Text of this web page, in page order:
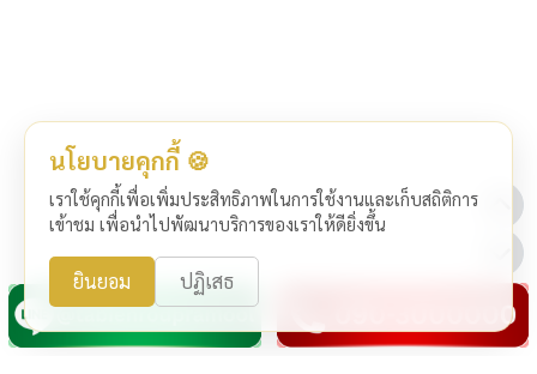
นโยบายคุกกี้ 🍪
เราใช้คุกกี้เพื่อเพิ่มประสิทธิภาพในการใช้งานและเก็บสถิติการ
เข้าชม เพื่อนำไปพัฒนาบริการของเราให้ดียิ่งขึ้น
ยินยอม ปฏิเสธ